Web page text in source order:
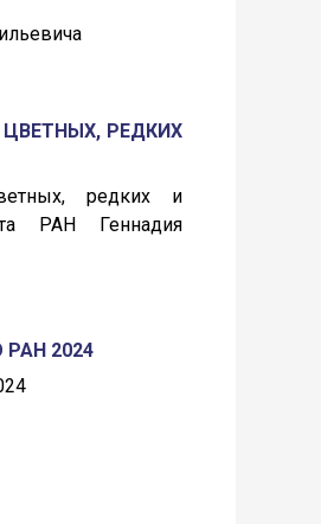
РЕДКИХ
редких и
РАН Геннадия
2024